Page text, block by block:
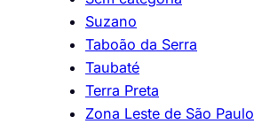
Suzano
Taboão da Serra
Taubaté
Terra Preta
Zona Leste de São Paulo